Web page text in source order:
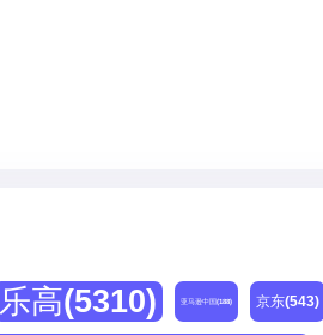
乐高(5310) 亚马逊中国(188) 京东(543)